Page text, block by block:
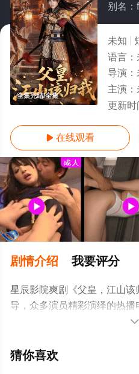
全集完结/全集
别名
未知
语言：
导演：
主演：
更新时
 在线观看
剧情介绍 我要评分
星辰影院爽剧《父皇，江山该
导，众多演员精彩演绎的热
（全集完结），手机免费观
视猫或剧情网等平台了解。

猜你喜欢